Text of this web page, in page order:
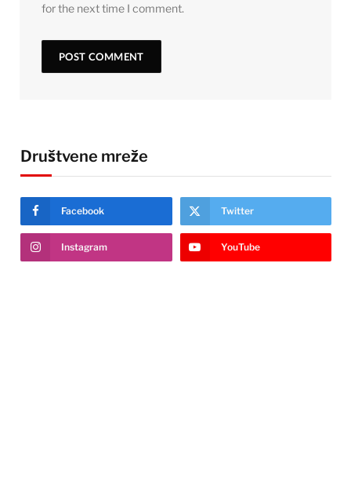
for the next time I comment.
Društvene mreže
Facebook Twitter
Instagram YouTube